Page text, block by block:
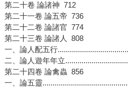
第二十卷 論諸神 712
第二十一卷 論五帝 736
第二十二卷 論諸官 774
第二十三卷 論諸人 808
一、論人配五行
二、論人遊年年立
第二十四卷 論禽蟲 856
一、論五靈